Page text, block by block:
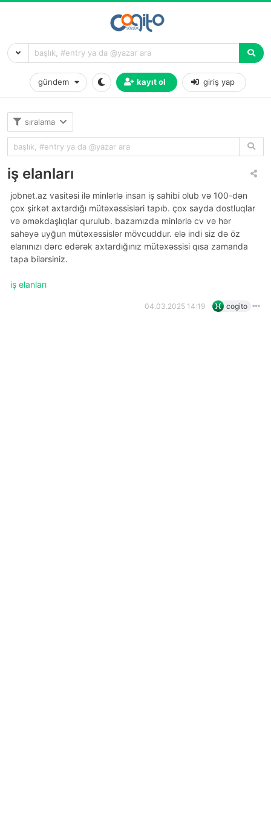
gündem kayıt ol giriş yap
sıralama
iş elanları
jobnet.az vasitəsi ilə minlərlə insan iş sahibi olub və 100-dən
çox şirkət axtardığı mütəxəssisləri tapıb. çox sayda dostluqlar
və əməkdaşlıqlar qurulub. bazamızda minlərlə cv və hər
sahəyə uyğun mütəxəssislər mövcuddur. elə indi siz də öz
elanınızı dərc edərək axtardığınız mütəxəssisi qısa zamanda
tapa bilərsiniz.
iş elanları
04.03.2025 14:19 cogito